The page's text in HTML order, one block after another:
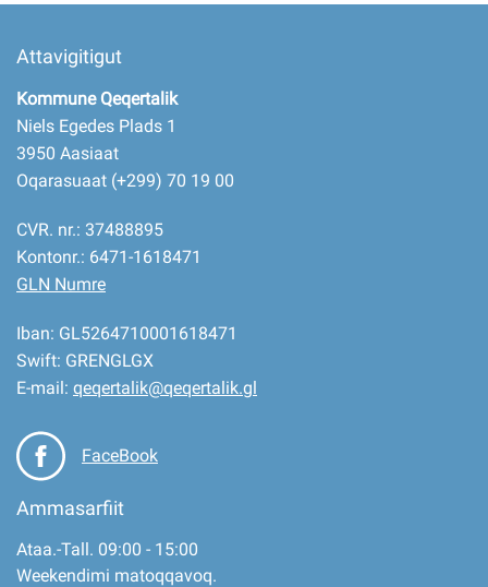
Attavigitigut
Kommune Qeqertalik
Niels Egedes Plads 1
3950 Aasiaat
Oqarasuaat (+299) 70 19 00
CVR. nr.: 37488895
Kontonr.: 6471-1618471
GLN Numre
Iban: GL5264710001618471
Swift: GRENGLGX
E-mail: qeqertalik@qeqertalik.gl
FaceBook
Ammasarfiit
Ataa.-Tall. 09:00 - 15:00
Weekendimi matoqqavoq.